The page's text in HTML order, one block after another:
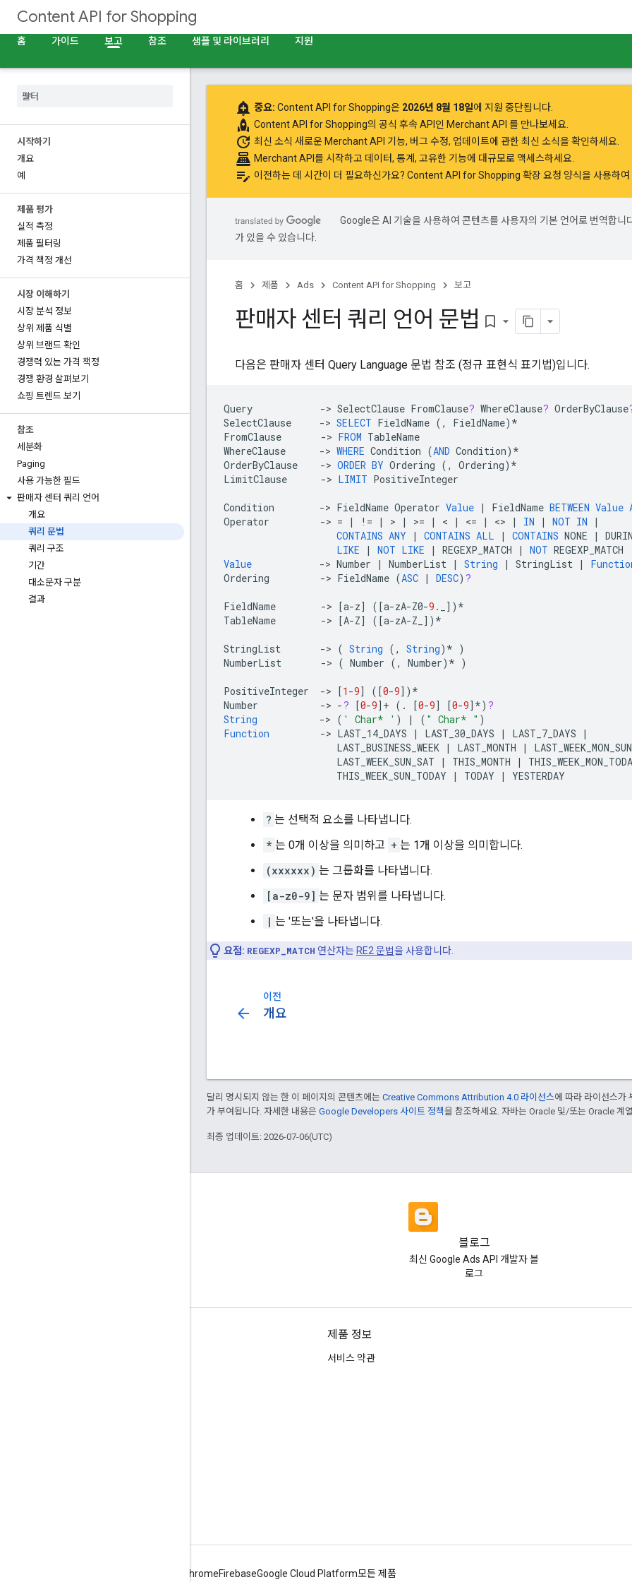
Content API for Shopping
홈
가이드 보고 참조 샘플 및 라이브러리 지원
시작하기
개요
예
제품 평가
실적 측정
제품 필터링
가격 책정 개선
시장 이해하기
시장 분석 정보
상위 제품 식별
상위 브랜드 확인
경쟁력 있는 가격 책정
경쟁 환경 살펴보기
쇼핑 트렌드 보기
참조
세분화
Paging
사용 가능한 필드
판매자 센터 쿼리 언어
개요
쿼리 문법
쿼리 구조
기간
대소문자 구분
결과
add_alert 중요: Content API for Shopping은 2026년 8월 18일에 지원 중단됩니다.
rocket Content API for Shopping의 공식 후속 API인 Merchant API 를 만나보세요.
update 최신 소식 새로운 Merchant API 기능, 버그 수정, 업데이트에 관한 최신 소식을 확인하세요.
point_of_sale Merchant API를 시작하고 데이터, 통계, 고유한 기능에 대규모로 액세스하세요.
edit_note 이전하는 데 시간이 더 필요하신가요? Content API for Shopping 확장 요청 양식을 사용하여
Google은 AI 기술을 사용하여 콘텐츠를 사용자의 기본 언어로 번역합니
가 있을 수 있습니다.
홈 제품 Ads Content API for Shopping 보고
판매자 센터 쿼리 언어 문법 bookmark_border
다음은 판매자 센터 Query Language 문법 참조 (정규 표현식 표기법)입니다.
Query -> SelectClause FromClause? WhereClause? OrderByClause
SelectClause
-> SELECT FieldName (, FieldName) *
FromClause
-> FROM TableName
WhereClause
-> WHERE Condition (AND Condition) *
OrderByClause
-> ORDER BY Ordering (, Ordering) *
LimitClause
-> LIMIT PositiveInteger
Condition -> FieldName Operator Value | FieldName BETWEEN Value
Operator
-> = | != | > | >= | < | <= | <> | IN | NOT IN
|
CONTAINS ANY | CONTAINS ALL | CONTAINS NONE |
LIKE
| NOT LIKE | REGEXP_MATCH | NOT REGEXP_MATCH
Value
-> Number | NumberList | String | StringList |
Ordering
-> FieldName (ASC | DESC) ?
FieldName -> [a-z] ( [a-zA-Z0-9. ] ) *
TableName
-> [A-Z] ( [a-zA-Z_ ] ) *
StringList -> ( String (, String) * )
NumberList
-> ( Number (, Number) * )
PositiveInteger -> [1 -9] ( [0-9] ) *
Number
-> - ? [0-9]+ (. [0-9] [0-9]*) ?
String
-> ( ' Char* ' ) | ( " Char* " )
Function
-> LAST_14_DAYS | LAST_30_DAYS | LAST_7_DAYS
|
LAST_BUSINESS_WEEK | LAST_MONTH | LAST_WEEK_MON_SUN
LAST_WEEK_SUN_SAT
| THIS_MONTH |
THIS_WEEK_SUN_TODAY
| TODAY | YESTERDAY
? 는 선택적 요소를 나타냅니다.
* 는 0개 이상을 의미하고 + 는 1개 이상을 의미합니다.
(xxxxxx) 는 그룹화를 나타냅니다.
[a-z0-9] 는 문자 범위를 나타냅니다.
| 는 '또는'을 나타냅니다.
요점: REGEXP_MATCH 연산자는 RE2 문법을 사용합니다.
이전
arrow_back 개요
달리 명시되지 않는 한 이 페이지의 콘텐츠에는 Creative Commons Attribution 4.0 라이선스에 따라 라이선스가
가 부여됩니다. 자세한 내용은 Google Developers 사이트 정책을 참조하세요. 자바는 Oracle 및/또는 Oracle 계
최종 업데이트: 2026-07-06(UTC)
블로그
최신 Google Ads API 개발자 블
로그
제품 정보
서비스 약관
ChromeFirebaseGoogle Cloud Platform모든 제품